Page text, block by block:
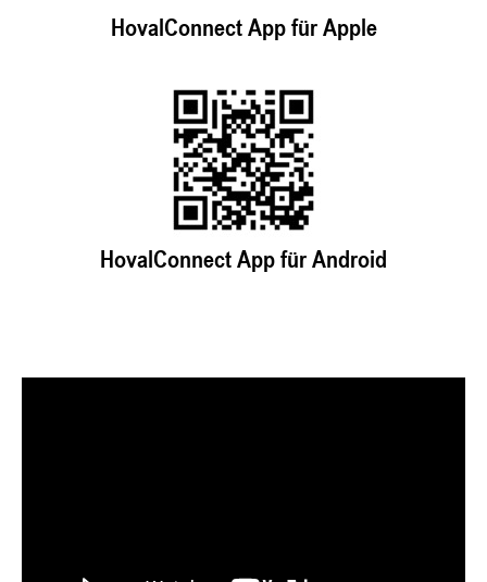
HovalConnect App für Apple
HovalConnect App für Android